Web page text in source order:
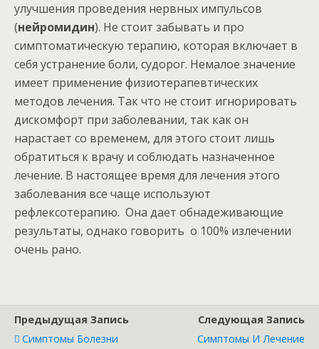
улучшения проведения нервных импульсов
(нейромидин). Не стоит забывать и про
симптоматическую терапию, которая включает в
себя устранение боли, судорог. Немалое значение
имеет применение физиотерапевтических
методов лечения. Так что не стоит игнорировать
дискомфорт при заболевании, так как он
нарастает со временем, для этого стоит лишь
обратиться к врачу и соблюдать назначенное
лечение. В настоящее время для лечения этого
заболевания все чаще используют
рефлексотерапию. Она дает обнадеживающие
результаты, однако говорить о 100% излечении
очень рано.
Предыдущая Запись
Симптомы Болезни
Следующая Запись
Симптомы И Лечение